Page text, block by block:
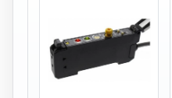
선택가능(R모델) -25 ~ 660
도 온도범위 Dual zone 컨
트롤 타입으로 훌륭한 안정
성을 보유 Beamex에서
제공되는 교정 시험 성적서